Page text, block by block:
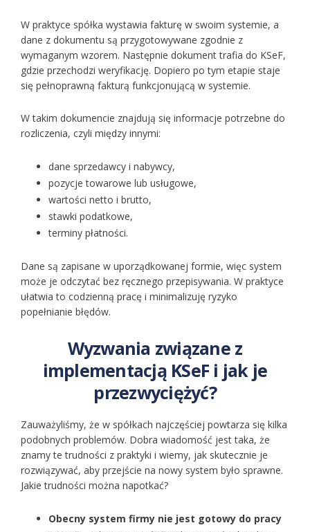
W praktyce spółka wystawia fakturę w swoim systemie, a
dane z dokumentu są przygotowywane zgodnie z
wymaganym wzorem. Następnie dokument trafia do KSeF,
gdzie przechodzi weryfikację. Dopiero po tym etapie staje
się pełnoprawną fakturą funkcjonującą w systemie.
W takim dokumencie znajdują się informacje potrzebne do
rozliczenia, czyli między innymi:
dane sprzedawcy i nabywcy,
pozycje towarowe lub usługowe,
wartości netto i brutto,
stawki podatkowe,
terminy płatności.
Dane są zapisane w uporządkowanej formie, więc system
może je odczytać bez ręcznego przepisywania. W praktyce
ułatwia to codzienną pracę i minimalizuję ryzyko
popełnianie błędów.
Wyzwania związane z
implementacją KSeF i jak je
przezwyciężyć?
Zauważyliśmy, że w spółkach najczęściej powtarza się kilka
podobnych problemów. Dobra wiadomość jest taka, że
znamy te trudności z praktyki i wiemy, jak skutecznie je
rozwiązywać, aby przejście na nowy system było sprawne.
Jakie trudności można napotkać?
Obecny system firmy nie jest gotowy do pracy